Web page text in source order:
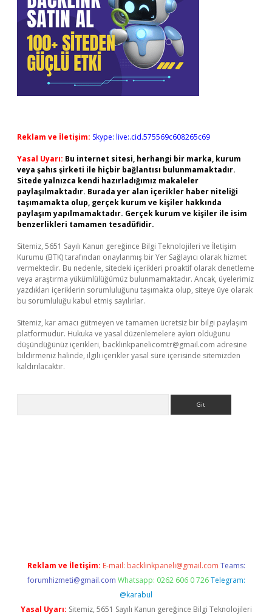
Reklam ve İletişim: Skype: live:.cid.575569c608265c69
Yasal Uyarı: Bu internet sitesi, herhangi bir marka, kurum
veya şahıs şirketi ile hiçbir bağlantısı bulunmamaktadır.
Sitede yalnızca kendi hazırladığımız makaleler
paylaşılmaktadır. Burada yer alan içerikler haber niteliği
taşımamakta olup, gerçek kurum ve kişiler hakkında
paylaşım yapılmamaktadır. Gerçek kurum ve kişiler ile isim
benzerlikleri tamamen tesadüfidir.
Sitemiz, 5651 Sayılı Kanun gereğince Bilgi Teknolojileri ve İletişim
Kurumu (BTK) tarafından onaylanmış bir Yer Sağlayıcı olarak hizmet
vermektedir. Bu nedenle, sitedeki içerikleri proaktif olarak denetleme
veya araştırma yükümlülüğümüz bulunmamaktadır. Ancak, üyelerimiz
yazdıkları içeriklerin sorumluluğunu taşımakta olup, siteye üye olarak
bu sorumluluğu kabul etmiş sayılırlar.
Sitemiz, kar amacı gütmeyen ve tamamen ücretsiz bir bilgi paylaşım
platformudur. Hukuka ve yasal düzenlemelere aykırı olduğunu
düşündüğünüz içerikleri, backlinkpanelicomtr@gmail.com adresine
bildirmeniz halinde, ilgili içerikler yasal süre içerisinde sitemizden
kaldırılacaktır.
Reklam ve İletişim: E-mail: backlinkpaneli@gmail.com Teams:
forumhizmeti@gmail.com Whatsapp: 0262 606 0 726 Telegram:
@karabul
Yasal Uyarı: Sitemiz, 5651 Sayılı Kanun gereğince Bilgi Teknolojileri